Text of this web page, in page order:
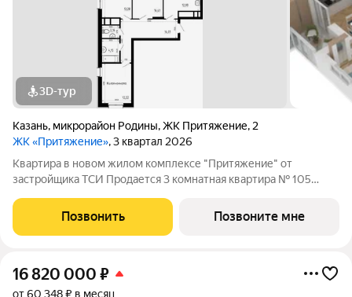
3D-тур
Казань, микрорайон Родины,ЖК Притяжение, 2
ЖК «Притяжение», 3 квартал 2026
Квартира в новом жилом комплексе "Притяжение" от
застройщика ТСИ Продается 3 комнатная квартира № 105
дома. О КОМПЛЕКСЕ ЖК «Притяжение» это комфорт и
эстетика в каждом метре. Четыре дома
Позвонить Позвоните мне
16 820 000 ₽
от 60 348 ₽ в месяц